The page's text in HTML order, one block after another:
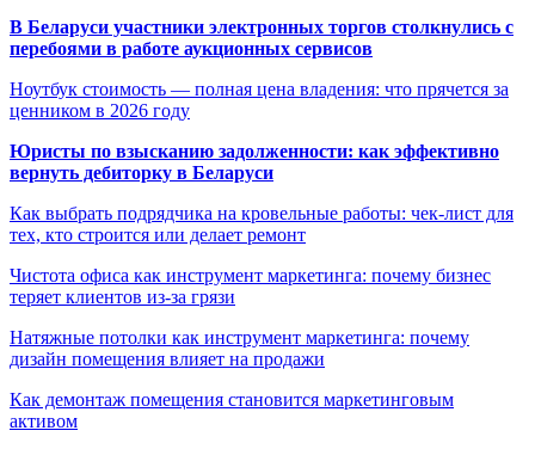
В Беларуси участники электронных торгов столкнулись с
перебоями в работе аукционных сервисов
Ноутбук стоимость — полная цена владения: что прячется за
ценником в 2026 году
Юристы по взысканию задолженности: как эффективно
вернуть дебиторку в Беларуси
Как выбрать подрядчика на кровельные работы: чек-лист для
тех, кто строится или делает ремонт
Чистота офиса как инструмент маркетинга: почему бизнес
теряет клиентов из-за грязи
Натяжные потолки как инструмент маркетинга: почему
дизайн помещения влияет на продажи
Как демонтаж помещения становится маркетинговым
активом